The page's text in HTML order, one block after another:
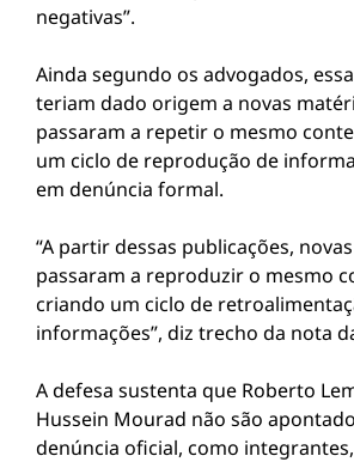
negativas”.
Ainda segundo os advogados,
teriam dado origem a novas
passaram a repetir o mesmo
um ciclo de reprodução de
em denúncia formal.
“A partir dessas publicações,
passaram a reproduzir o mesmo
criando um ciclo de
informações”, diz trecho da nota
A defesa sustenta que Roberto
Hussein Mourad não são
denúncia oficial, como